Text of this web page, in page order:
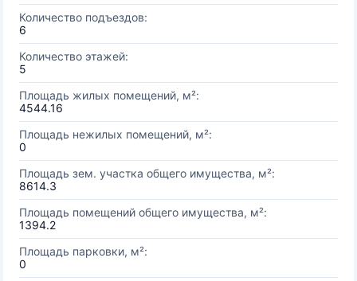
Количество подъездов:
6
Количество этажей:
5
Площадь жилых помещений, м²:
4544.16
Площадь нежилых помещений, м²:
0
Площадь зем. участка общего имущества, м²:
8614.3
Площадь помещений общего имущества, м²:
1394.2
Площадь парковки, м²:
0